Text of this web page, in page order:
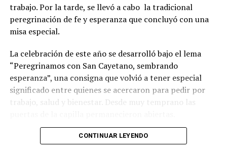
trabajo. Por la tarde, se llevó a cabo la tradicional
peregrinación de fe y esperanza que concluyó con una
misa especial.
La celebración de este año se desarrolló bajo el lema
“Peregrinamos con San Cayetano, sembrando
esperanza”, una consigna que volvió a tener especial
significado entre quienes se acercaron para pedir por
trabajo, salud y bienestar. Desde muy temprano las
La imagen del santo salió del santuario de Moreno al
CONTINUAR LEYENDO